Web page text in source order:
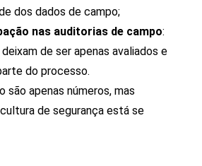
dos dados de campo;
nas auditorias de campo:
de ser apenas avaliados e
do processo.
são apenas números, mas
de segurança está se